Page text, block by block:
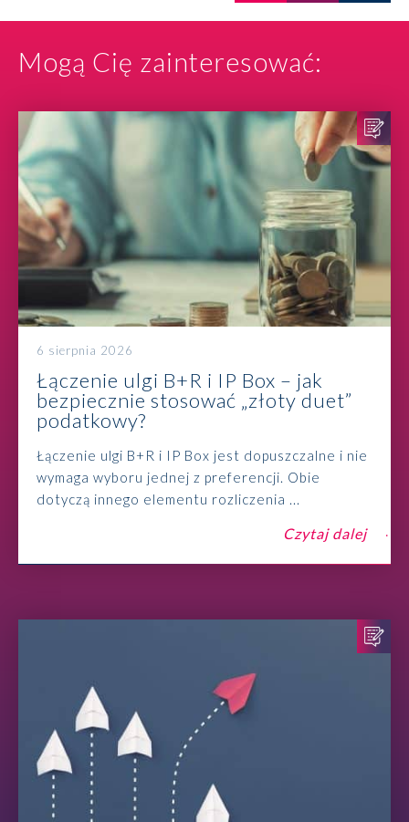
Mogą Cię zainteresować:
6 sierpnia 2026
Łączenie ulgi B+R i IP Box – jak
bezpiecznie stosować „złoty duet”
podatkowy?
Łączenie ulgi B+R i IP Box jest dopuszczalne i nie
wymaga wyboru jednej z preferencji. Obie
dotyczą innego elementu rozliczenia ...
Czytaj dalej